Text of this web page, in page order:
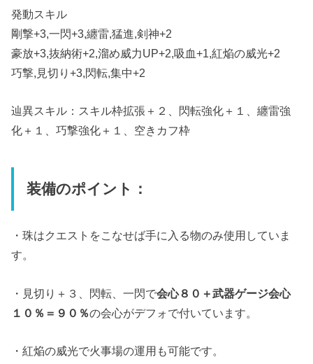
発動スキル
剛撃+3,一閃+3,纏雷,猛進,剣神+2
豪放+3,抜納術+2,溜め威力UP+2,吸血+1,紅焔の威光+2
巧撃,見切り+3,閃転,集中+2
辿異スキル：スキル枠拡張＋２、閃転強化＋１、纏雷強
化＋１、巧撃強化＋１、空きカフ枠
装備のポイント：
・珠はクエストをこなせば手に入る物のみ使用していま
す。
・見切り＋３、閃転、一閃で会心８０＋武器ゲージ会心
１０％＝９０％の会心がデフォで付いています。
・紅焔の威光で火事場の運用も可能です。